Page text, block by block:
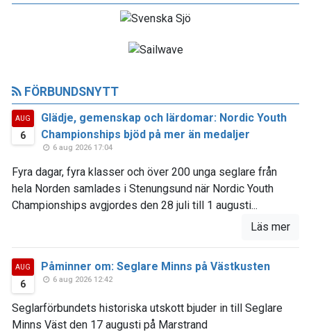
FÖRBUNDSNYTT
AUG
6
Glädje, gemenskap och lärdomar: Nordic Youth
Championships bjöd på mer än medaljer
6 aug 2026 17:04
Fyra dagar, fyra klasser och över 200 unga seglare från
hela Norden samlades i Stenungsund när Nordic Youth
Championships avgjordes den 28 juli till 1 augusti...
Läs mer
AUG
6
Påminner om: Seglare Minns på Västkusten
6 aug 2026 12:42
Seglarförbundets historiska utskott bjuder in till Seglare
Minns Väst den 17 augusti på Marstrand